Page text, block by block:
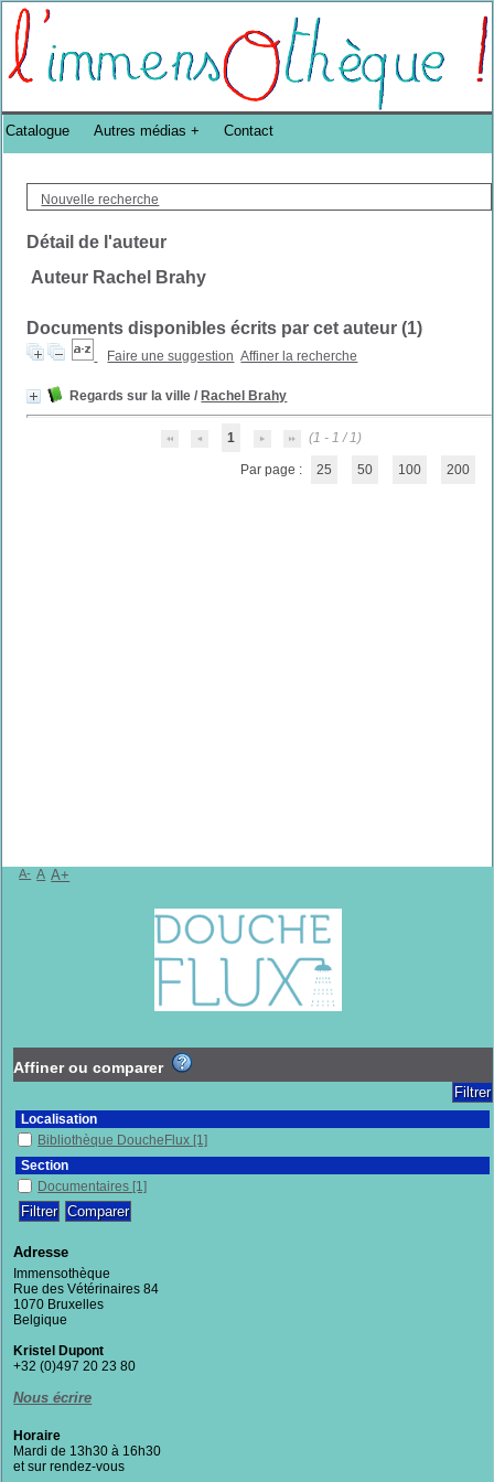
Bibliothèque DoucheFLUX Bibliotheek -->
Nouvelle recherche
Détail de l'auteur
Auteur Rachel Brahy
Documents disponibles écrits par cet auteur (1)
Faire une suggestion Affiner la recherche
Regards sur la ville / Rachel Brahy
1 (1 - 1 / 1)
Par page : 25 50 100 200
Catalogue Autres médias Contact
A- A A+
Affiner ou comparer
Localisation
Bibliothèque DoucheFlux [1]
Section
Documentaires [1]
Adresse
Immensothèque
Rue des Vétérinaires 84
1070 Bruxelles
Belgique
Kristel Dupont
+32 (0)497 20 23 80
Nous écrire
Horaire
Mardi de 13h30 à 16h30
et sur rendez-vous